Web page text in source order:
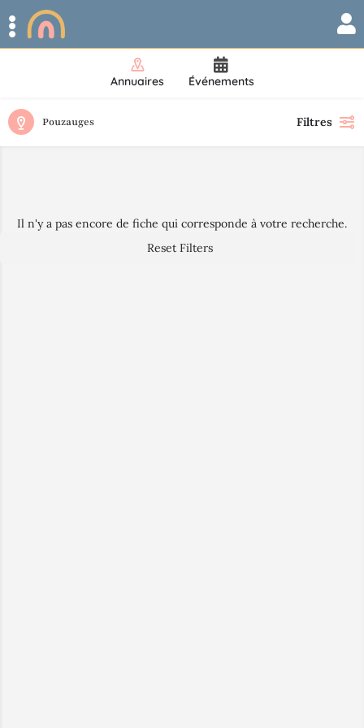
Annuaires Événements
Pouzauges Filtres
Il n'y a pas encore de fiche qui corresponde à votre recherche.
Reset Filters